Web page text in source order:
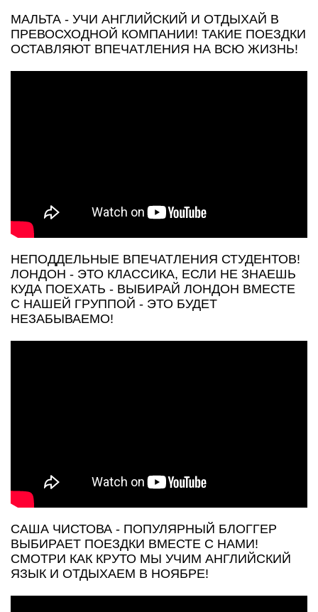
МАЛЬТА - УЧИ АНГЛИЙСКИЙ И ОТДЫХАЙ В
ПРЕВОСХОДНОЙ КОМПАНИИ! ТАКИЕ ПОЕЗДКИ
ОСТАВЛЯЮТ ВПЕЧАТЛЕНИЯ НА ВСЮ ЖИЗНЬ!
НЕПОДДЕЛЬНЫЕ ВПЕЧАТЛЕНИЯ СТУДЕНТОВ!
ЛОНДОН - ЭТО КЛАССИКА, ЕСЛИ НЕ ЗНАЕШЬ
КУДА ПОЕХАТЬ - ВЫБИРАЙ ЛОНДОН ВМЕСТЕ
С НАШЕЙ ГРУППОЙ - ЭТО БУДЕТ
НЕЗАБЫВАЕМО!
САША ЧИСТОВА - ПОПУЛЯРНЫЙ БЛОГГЕР
ВЫБИРАЕТ ПОЕЗДКИ ВМЕСТЕ С НАМИ!
СМОТРИ КАК КРУТО МЫ УЧИМ АНГЛИЙСКИЙ
ЯЗЫК И ОТДЫХАЕМ В НОЯБРЕ!